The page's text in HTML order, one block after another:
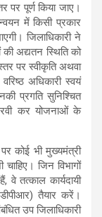
पर पूर्ण किया जाए।
में किसी प्रकार
जिलाधिकारी ने
की अद्यतन स्थिति को
पर स्वीकृति अथवा
अधिकारी स्वयं
प्रगति सुनिश्चित
कर योजनाओं के
कोई भी मुख्यमंत्री
जिन विभागों
वे तत्काल कार्यदायी
तैयार करें।
उप जिलाधिकारी